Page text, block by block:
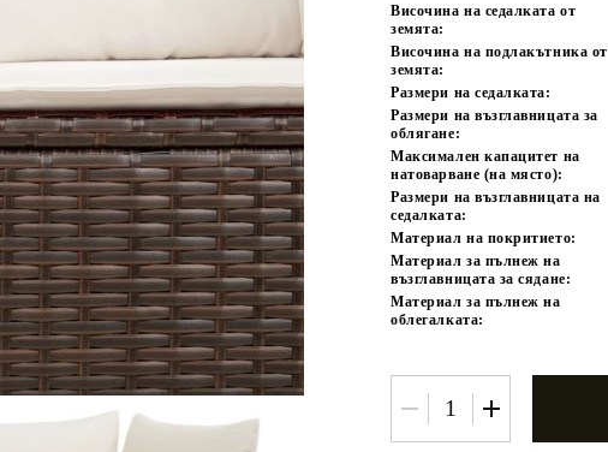
Височина на седалката от
земята:
Височина на подлакътника от
земята:
Размери на седалката:
Размери на възглавницата за
облягане:
Максимален капацитет на
натоварване (на място):
Размери на възглавницата на
седалката:
Материал на покритието:
Материал за пълнеж на
възглавницата за сядане:
Материал за пълнеж на
облегалката: